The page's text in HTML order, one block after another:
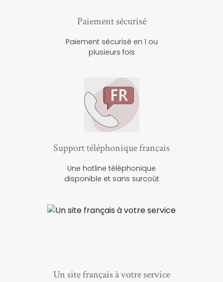
Paiement sécurisé
Paiement sécurisé en 1 ou
plusieurs fois
Support téléphonique français
Une hotline téléphonique
disponible et sans surcoût
Un site français à votre service